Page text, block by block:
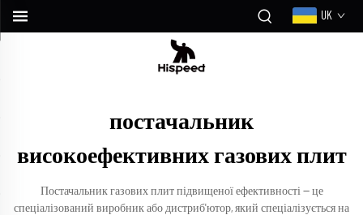
UK
постачальник
високоефективних газових плит
Постачальник газових плит підвищеної ефективності — це
спеціалізований виробник або дистриб'ютор, який спеціалізується на